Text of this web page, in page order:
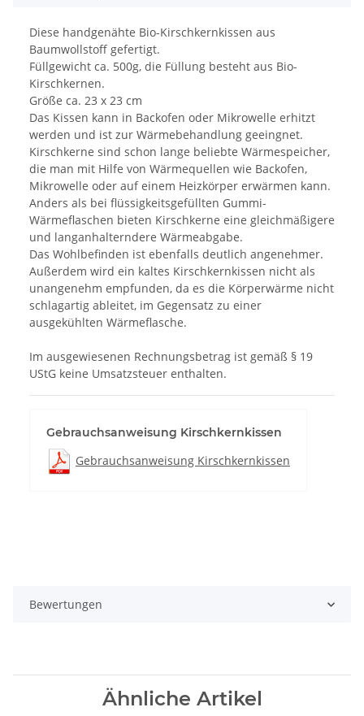
Diese handgenähte Bio-Kirschkernkissen aus
Baumwollstoff gefertigt.
Füllgewicht ca. 500g, die Füllung besteht aus Bio-
Kirschkernen.
Größe ca. 23 x 23 cm
Das Kissen kann in Backofen oder Mikrowelle erhitzt
werden und ist zur Wärmebehandlung geeingnet.
Kirschkerne sind schon lange beliebte Wärmespeicher,
die man mit Hilfe von Wärmequellen wie Backofen,
Mikrowelle oder auf einem Heizkörper erwärmen kann.
Anders als bei flüssigkeitsgefüllten Gummi-
Wärmeflaschen bieten Kirschkerne eine gleichmäßigere
und langanhalterndere Wärmeabgabe.
Das Wohlbefinden ist ebenfalls deutlich angenehmer.
Außerdem wird ein kaltes Kirschkernkissen nicht als
unangenehm empfunden, da es die Körperwärme nicht
schlagartig ableitet, im Gegensatz zu einer
ausgekühlten Wärmeflasche.
Im ausgewiesenen Rechnungsbetrag ist gemäß § 19
UStG keine Umsatzsteuer enthalten.
Gebrauchsanweisung Kirschkernkissen
Gebrauchsanweisung Kirschkernkissen
Bewertungen
Ähnliche Artikel